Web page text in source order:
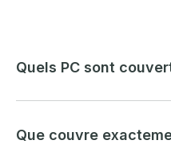
Quels PC sont
Que couvre